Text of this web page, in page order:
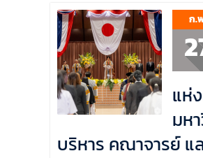
พิธีเปิด พร้อมกล่าวต้อนรับแ
ใหม่ มีวัตถุประสงค์เพื่อให้
ทราบถึงนโยบายด้านการเ
นิติศาสตร์
ก.
แห่
มห
บริหาร คณาจารย์ แ